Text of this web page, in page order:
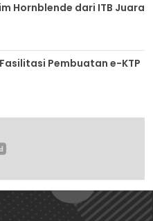
Hornblende dari ITB Juara
Pembuatan e-KTP